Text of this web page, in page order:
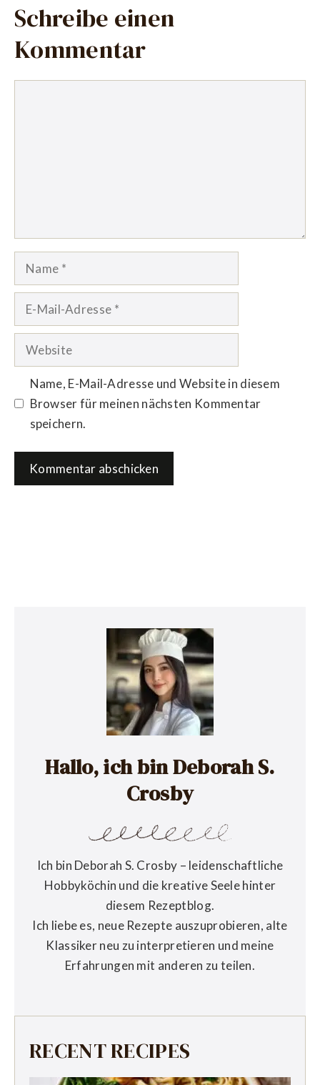
Schreibe einen
Kommentar
Name
Website
Name, E-Mail-Adresse und Website in diesem
Browser für meinen nächsten Kommentar
speichern.
Hallo, ich bin Deborah S.
Crosby
Ich bin Deborah S. Crosby – leidenschaftliche
Hobbyköchin und die kreative Seele hinter
diesem Rezeptblog.
Ich liebe es, neue Rezepte auszuprobieren, alte
Klassiker neu zu interpretieren und meine
Erfahrungen mit anderen zu teilen.
RECENT RECIPES